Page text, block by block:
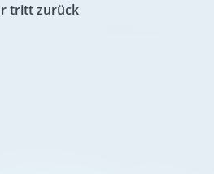
tritt zurück